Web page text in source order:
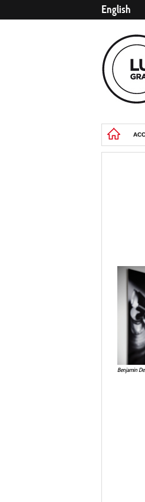
English
Benjamin